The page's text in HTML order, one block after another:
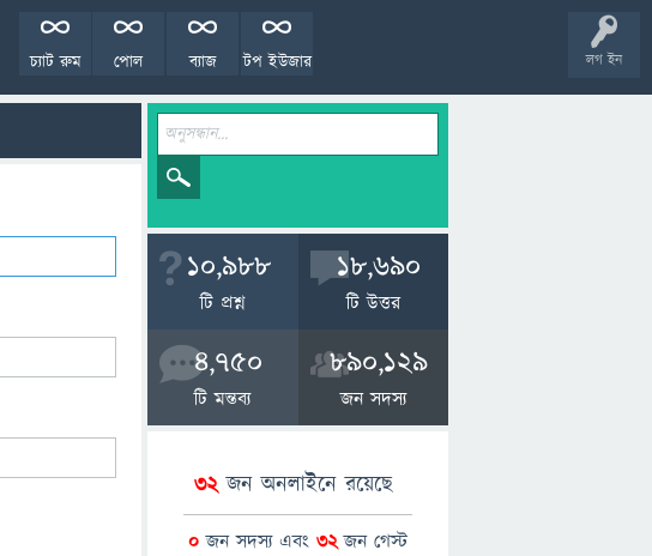
লগ ইন
টপ ইউজার
ব্যাজ
পোল
চ্যাট রুম
10,988
টি প্রশ্ন
18,690
টি উত্তর
4,750
টি মন্তব্য
890,129
জন সদস্য
32জন অনলাইনে রয়েছে
0 জন সদস্য এবং 32জন গেস্ট